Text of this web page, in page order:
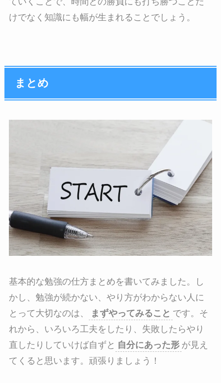
けでなく知識にも幅が生まれることでしょう。
まとめ
基本的な勉強の仕方まとめを書いてみました。し
かし、勉強が続かない、やり方がわからない人に
とって大切なのは、
まずやってみること です。そ
れから、いろいろ工夫をしたり、失敗したらやり
直したりしていけば自ずと 自分にあった形 が見え
てくると思います。頑張りましょう！